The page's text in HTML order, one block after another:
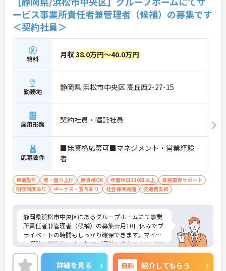
ービス事業所責任者兼管理者（候補）の募集です
＜契約社員＞
給料 月収38.0万円～40.0万円
勤務地 静岡県 浜松市中央区 高丘西2-27-15
雇用形態 契約社員・嘱託社員
応募要件
■無資格応募可■マネジメント・営業経験
者
車通勤可 寮・借り上げ 無資格OK 年間休日110日以上
資格取得サポート
研修制度あり
ボーナス・賞与あり 社会保険完備 交通費支給
静岡県浜松市中央区にあるグループホームにて事業
所責任者兼管理者（候補）の募集☆月10日休みでプ
ライベートの時間もしっかり確保できます。マイカ
ー通勤も可能なため、毎日の通勤も安心です♪ご興
味のある方には、面接対策ポイントなど、さらに詳
細をご案内しますのでお気軽にご相談ください！
詳細を見る 無料 紹介してもらう